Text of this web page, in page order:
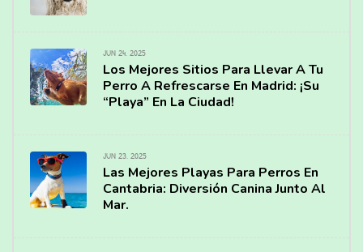
JUN 24, 2025
Los Mejores Sitios Para Llevar A Tu
Perro A Refrescarse En Madrid: ¡Su
“Playa” En La Ciudad!
JUN 23, 2025
Las Mejores Playas Para Perros En
Cantabria: Diversión Canina Junto Al
Mar.